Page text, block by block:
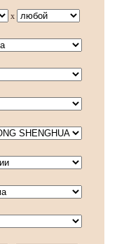
x